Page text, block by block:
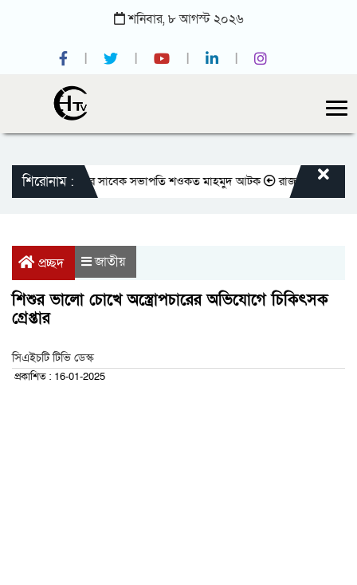
শনিবার,৮আগস্ট ২০২৬
শিরোনাম :
প্রেসক্লাবের সাবেক সভাপতি শওকত মাহমুদ আটক রাজবাড়ীতে বীর
প্রচ্ছদ জাতীয়
শিশুর ভালো চোখে অস্ত্রোপচারের অভিযোগে চিকিৎসক
গ্রেপ্তার
সিএইচটি টিভি ডেস্ক
প্রকাশিত : 16-01-2025